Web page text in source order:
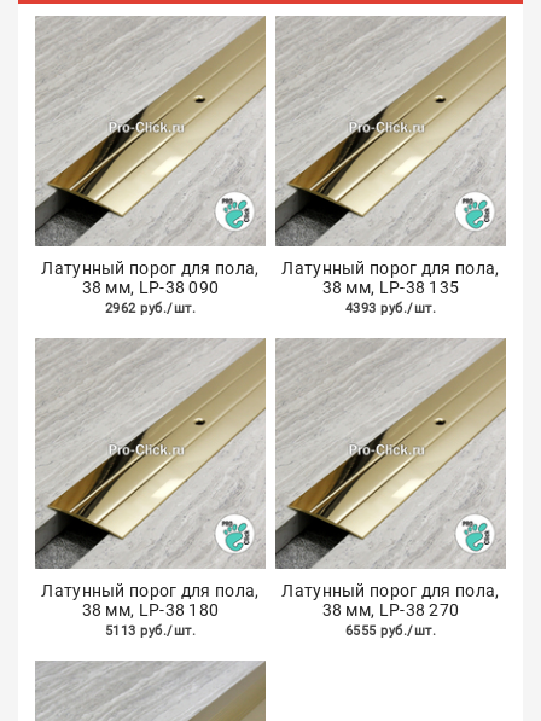
Латунный порог для пола,
38 мм, LP-38 090
2962 руб./шт.
Латунный порог для пола,
38 мм, LP-38 135
4393 руб./шт.
Латунный порог для пола,
38 мм, LP-38 180
5113 руб./шт.
Латунный порог для пола,
38 мм, LP-38 270
6555 руб./шт.